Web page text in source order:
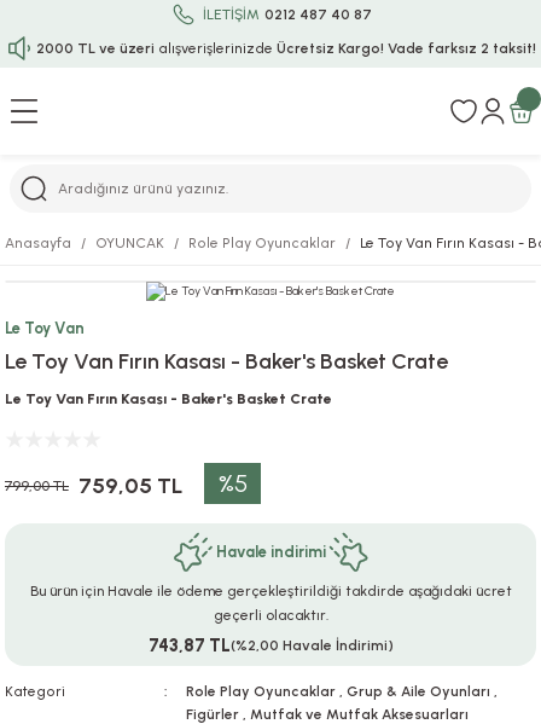
İLETİŞİM 0212 487 40 87
2000 TL ve üzeri alışverişlerinizde Ücretsiz Kargo! Vade farksız 2 taksit!
Oyunları
Bıçak
Kase
Charm Bileklik
Anasayfa OYUNCAK Role Play Oyuncaklar Le Toy Van Fırın Kasası
Le Toy Van
Le Toy Van Fırın Kasası - Baker's Basket Crate
Le Toy Van Fırın Kasası - Baker's Basket Crate
799,00 TL 759,05 TL %5
Havale indirimi
Bu ürün için Havale ile ödeme gerçekleştirildiği takdirde aşağıdaki ücret
geçerli olacaktır.
743,87 TL(%2,00 Havale İndirimi)
Kategori Role Play Oyuncaklar , Grup & Aile Oyunları ,
Figürler , Mutfak ve Mutfak Aksesuarları